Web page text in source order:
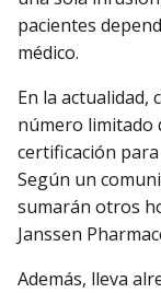
pacientes
médico.
En la actualidad,
número limitado
certificación
Según un
sumarán otros
Janssen
Además, lleva